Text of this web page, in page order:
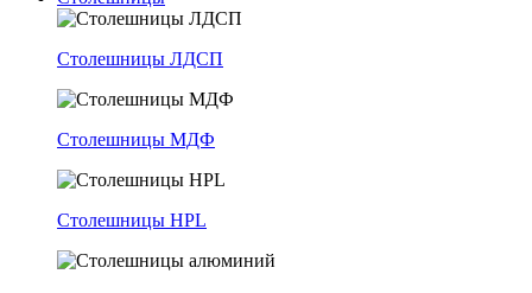
Столешницы ЛДСП
Столешницы МДФ
Столешницы HPL